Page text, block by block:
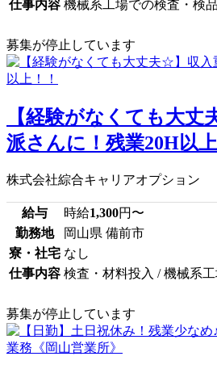
仕事内容 機械系工場での検査・検
募集が停止しています
【経験がなくても大
派さんに！残業20H以上
株式会社綜合キャリアオプション
給与 時給1,300円〜
勤務地
岡山県 備前市
寮・社宅 なし
仕事内容 検査・材料投入 / 機械系工
募集が停止しています